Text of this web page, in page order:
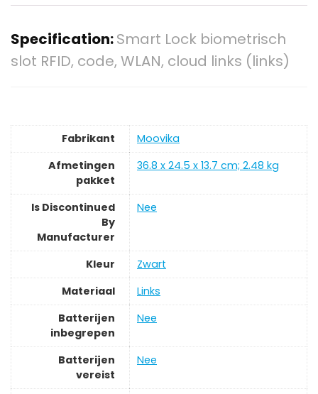
Specification:Smart Lock biometrisch
slot RFID, code, WLAN, cloud links (links)
Fabrikant
‎Moovika
Afmetingen
pakket
‎36.8 x 24.5 x 13.7 cm; 2.48 kg
Is Discontinued
By
Manufacturer
‎Nee
Kleur
‎Zwart
Materiaal
‎Links
Batterijen
inbegrepen
‎Nee
Batterijen
vereist
‎Nee